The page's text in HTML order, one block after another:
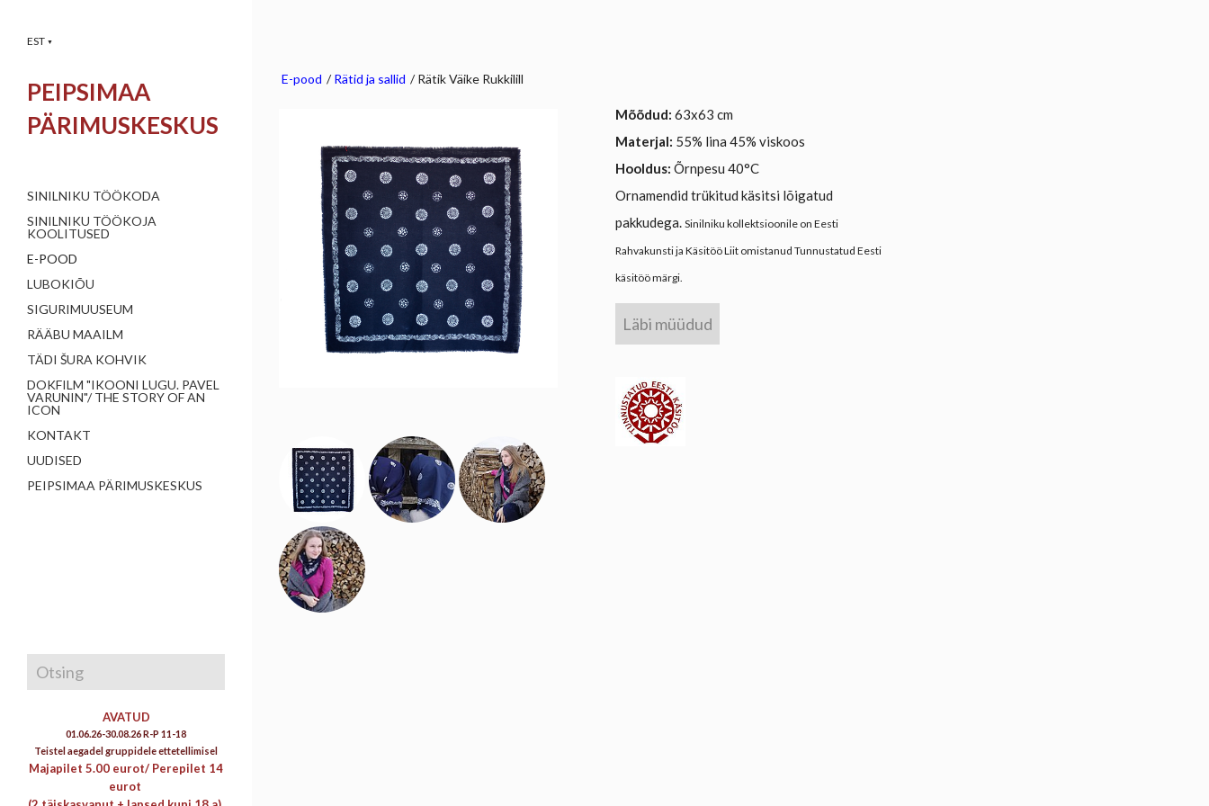
EST ▼
PEIPSIMAA
PÄRIMUSKESKUS
SINILNIKU TÖÖKODA
SINILNIKU TÖÖKOJA
KOOLITUSED
E-POOD
LUBOKIÕU
SIGURIMUUSEUM
RÄÄBU MAAILM
TÄDI ŠURA KOHVIK
DOKFILM "IKOONI LUGU. PAVEL
VARUNIN"/ THE STORY OF AN
ICON
KONTAKT
UUDISED
PEIPSIMAA PÄRIMUSKESKUS
E-pood / Rätid ja sallid / Rätik Väike Rukkilill
Mõõdud: 63x63 cm
Materjal: 55% lina 45% viskoos
Hooldus: Õrnpesu 40°C
Ornamendid trükitud käsitsi lõigatud
pakkudega. Sinilniku kollektsioonile on Eesti
Rahvakunsti ja Käsitöö Liit omistanud Tunnustatud Eesti
käsitöö märgi.
Läbi müüdud
AVATUD
01.06.26-30.08.26 R-P 11-18
Teistel aegadel gruppidele ettetellimisel
Majapilet 5.00 eurot/ Perepilet 14
eurot